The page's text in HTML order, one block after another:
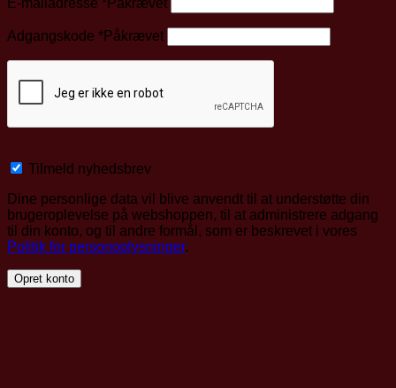
Adgangskode *Påkrævet
Tilmeld nyhedsbrev
Dine personlige data vil blive anvendt til at understøtte din
brugeroplevelse på webshoppen, til at administrere adgang
til din konto, og til andre formål, som er beskrevet i vores
Politik for personoplysninger.
Opret konto